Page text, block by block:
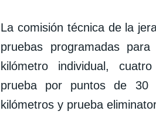
La comisión técnica de la
pruebas programadas
kilómetro individual,
prueba por puntos de 30
kilómetros y prueba